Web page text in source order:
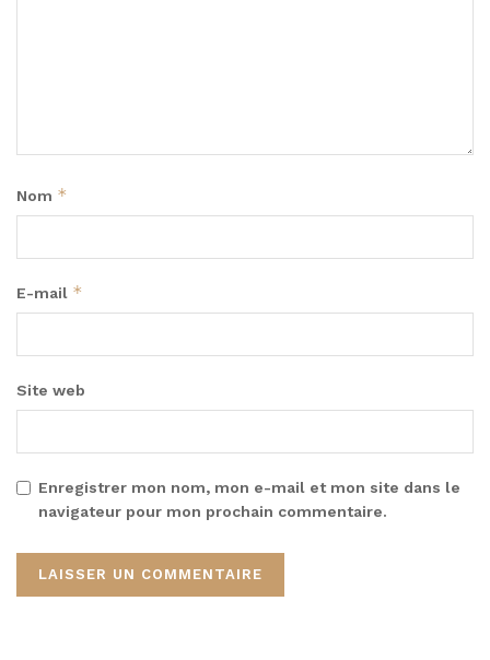
Nom *
E-mail *
Site web
Enregistrer mon nom, mon e-mail et mon site dans le
navigateur pour mon prochain commentaire.